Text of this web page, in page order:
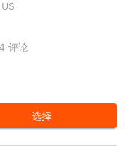
评论
选择